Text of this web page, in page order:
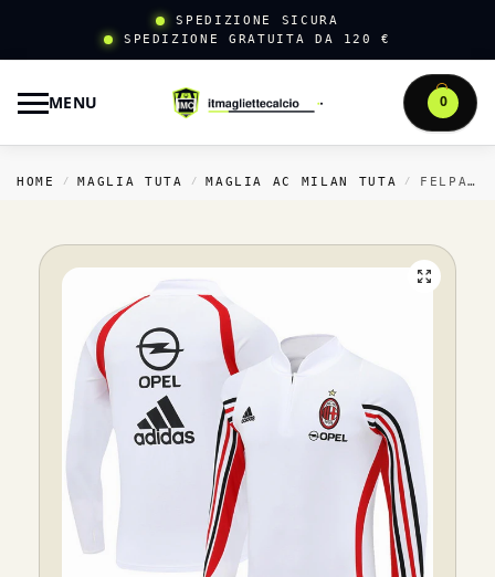
SPEDIZIONE SICURA
SPEDIZIONE GRATUITA DA 120 €
MENU 0
HOME / MAGLIA TUTA / MAGLIA AC MILAN TUTA / FELPA ALLENAMENTO AC MILAN 2003 2004 BIANCO